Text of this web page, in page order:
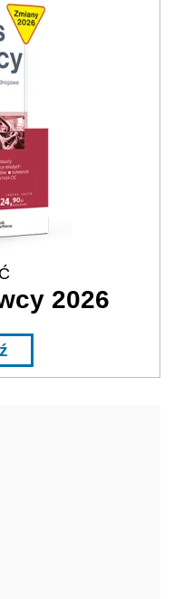
2026